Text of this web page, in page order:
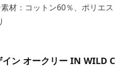
材：コットン60％、ポリエス
ン オークリー IN WILD C